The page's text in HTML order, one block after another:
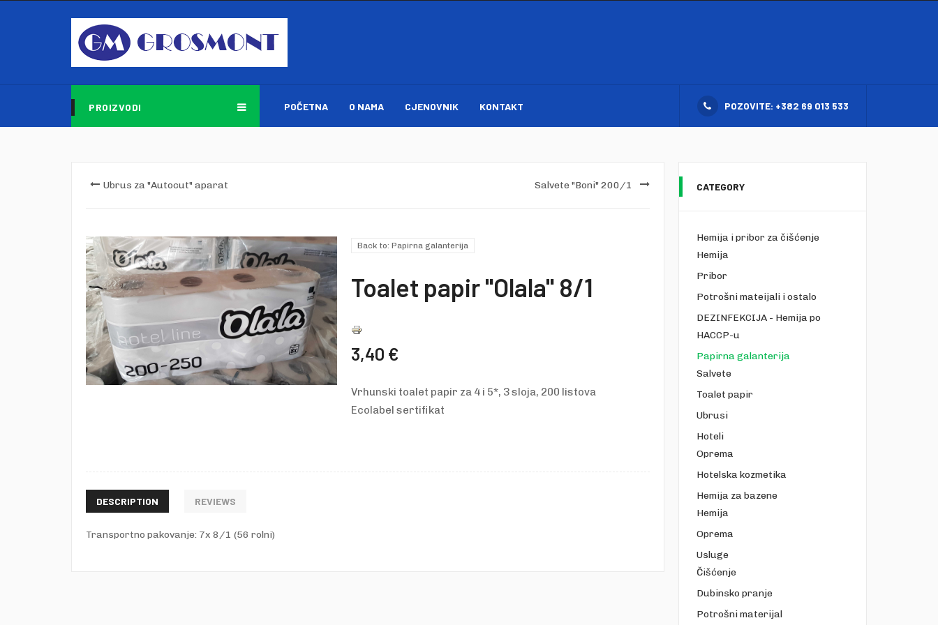
PROIZVODI POČETNA O NAMA CJENOVNIK KONTAKT POZOVITE: +382 69 013 533
Ubrus za "Autocut" aparat Salvete "Boni" 200/1
Back to: Papirna galanterija
Toalet papir "Olala" 8/1
3,40 €
Vrhunski toalet papir za 4 i 5*, 3 sloja, 200 listova
Ecolabel sertifikat
DESCRIPTION REVIEWS
Transportno pakovanje: 7x 8/1 (56 rolni)
CATEGORY
Hemija i pribor za čišćenje
Hemija
Pribor
Potrošni mateijali i ostalo
DEZINFEKCIJA - Hemija po
HACCP-u
Papirna galanterija
Salvete
Toalet papir
Ubrusi
Hoteli
Oprema
Hotelska kozmetika
Hemija za bazene
Hemija
Oprema
Usluge
Čišćenje
Dubinsko pranje
Potrošni materijal